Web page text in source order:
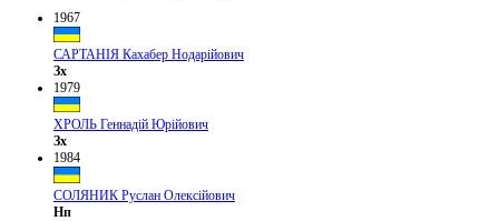
1967
САРТАНІЯ Кахабер Нодарійович
Зх
1979
ХРОЛЬ Геннадій Юрійович
Зх
1984
СОЛЯНИК Руслан Олексійович
Нп